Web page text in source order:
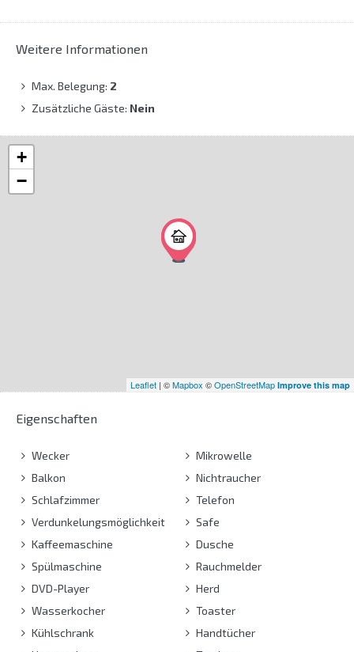
Weitere Informationen
Max. Belegung: 2
Zusätzliche Gäste: Nein
+
−
Leaflet | ©Mapbox ©OpenStreetMap Improve this map
Eigenschaften
Wecker
Balkon
Schlafzimmer
Verdunkelungsmöglichkeit
Kaffeemaschine
Spülmaschine
DVD-Player
Wasserkocher
Kühlschrank
Mikrowelle
Nichtraucher
Telefon
Safe
Dusche
Rauchmelder
Herd
Toaster
Handtücher